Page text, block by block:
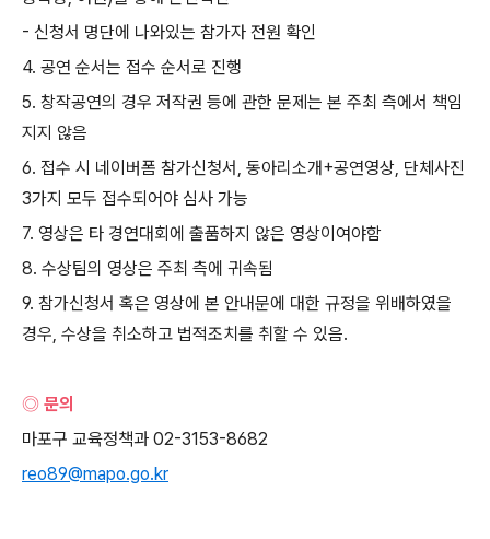
- 신청서 명단에 나와있는 참가자 전원 확인
4. 공연 순서는 접수 순서로 진행
5. 창작공연의 경우 저작권 등에 관한 문제는 본 주최 측에서 책임
지지 않음
6. 접수 시 네이버폼 참가신청서, 동아리소개+공연영상, 단체사진
3가지 모두 접수되어야 심사 가능
7. 영상은 타 경연대회에 출품하지 않은 영상이여야함
8. 수상팀의 영상은 주최 측에 귀속됨
9. 참가신청서 혹은 영상에 본 안내문에 대한 규정을 위배하였을
경우, 수상을 취소하고 법적조치를 취할 수 있음.
◎ 문의
마포구 교육정책과 02-3153-8682
reo89@mapo.go.kr